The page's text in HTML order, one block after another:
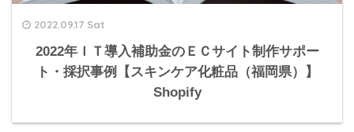
2022.09.17 Sat
2022年ＩＴ導入補助金のＥＣサイト制作サポー
ト・採択事例【スキンケア化粧品（福岡県）】
Shopify